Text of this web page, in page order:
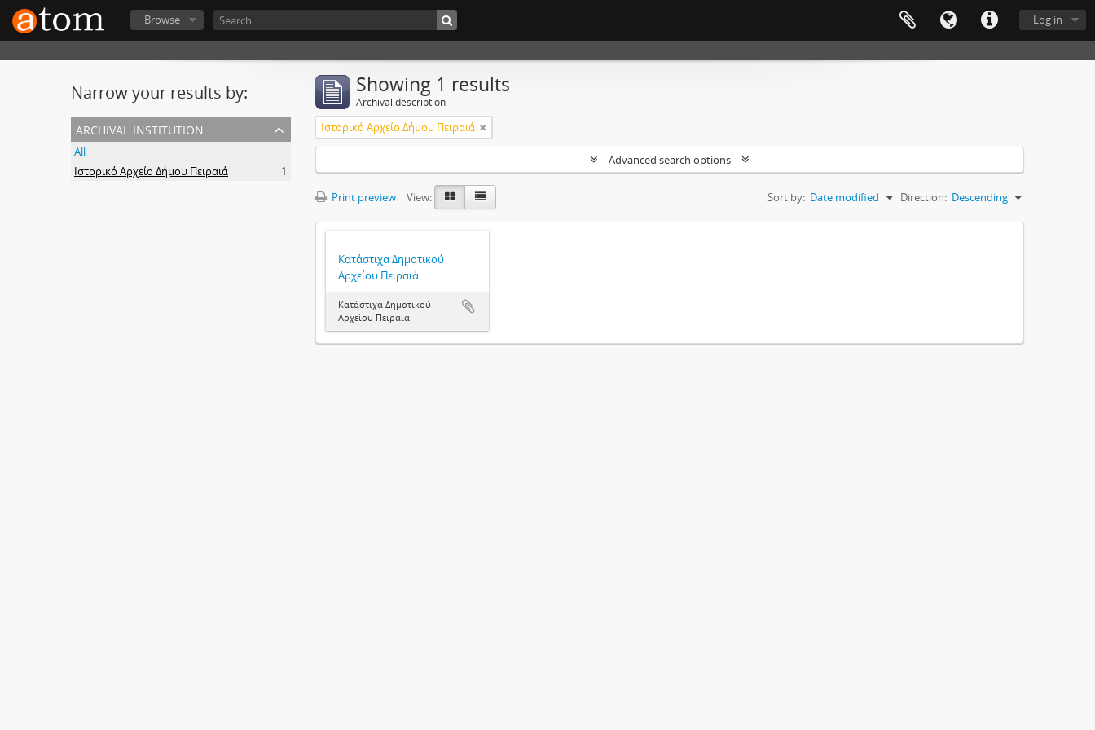
Log in
Browse
Narrow your results by:
archival institution
All
Ιστορικό Αρχείο Δήμου Πειραιά
1
Showing 1 results
Archival description
Ιστορικό Αρχείο Δήμου Πειραιά
Advanced search options
Print preview View: Sort by: Date modified Direction: Descending
Κατάστιχα Δημοτικού
Αρχείου Πειραιά
Κατάστιχα Δημοτικού
Αρχείου Πειραιά